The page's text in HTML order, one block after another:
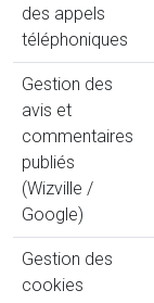
des appels
téléphoniques
Gestion des
avis et
commentaires
publiés
(Wizville /
Google)
Gestion des
cookies